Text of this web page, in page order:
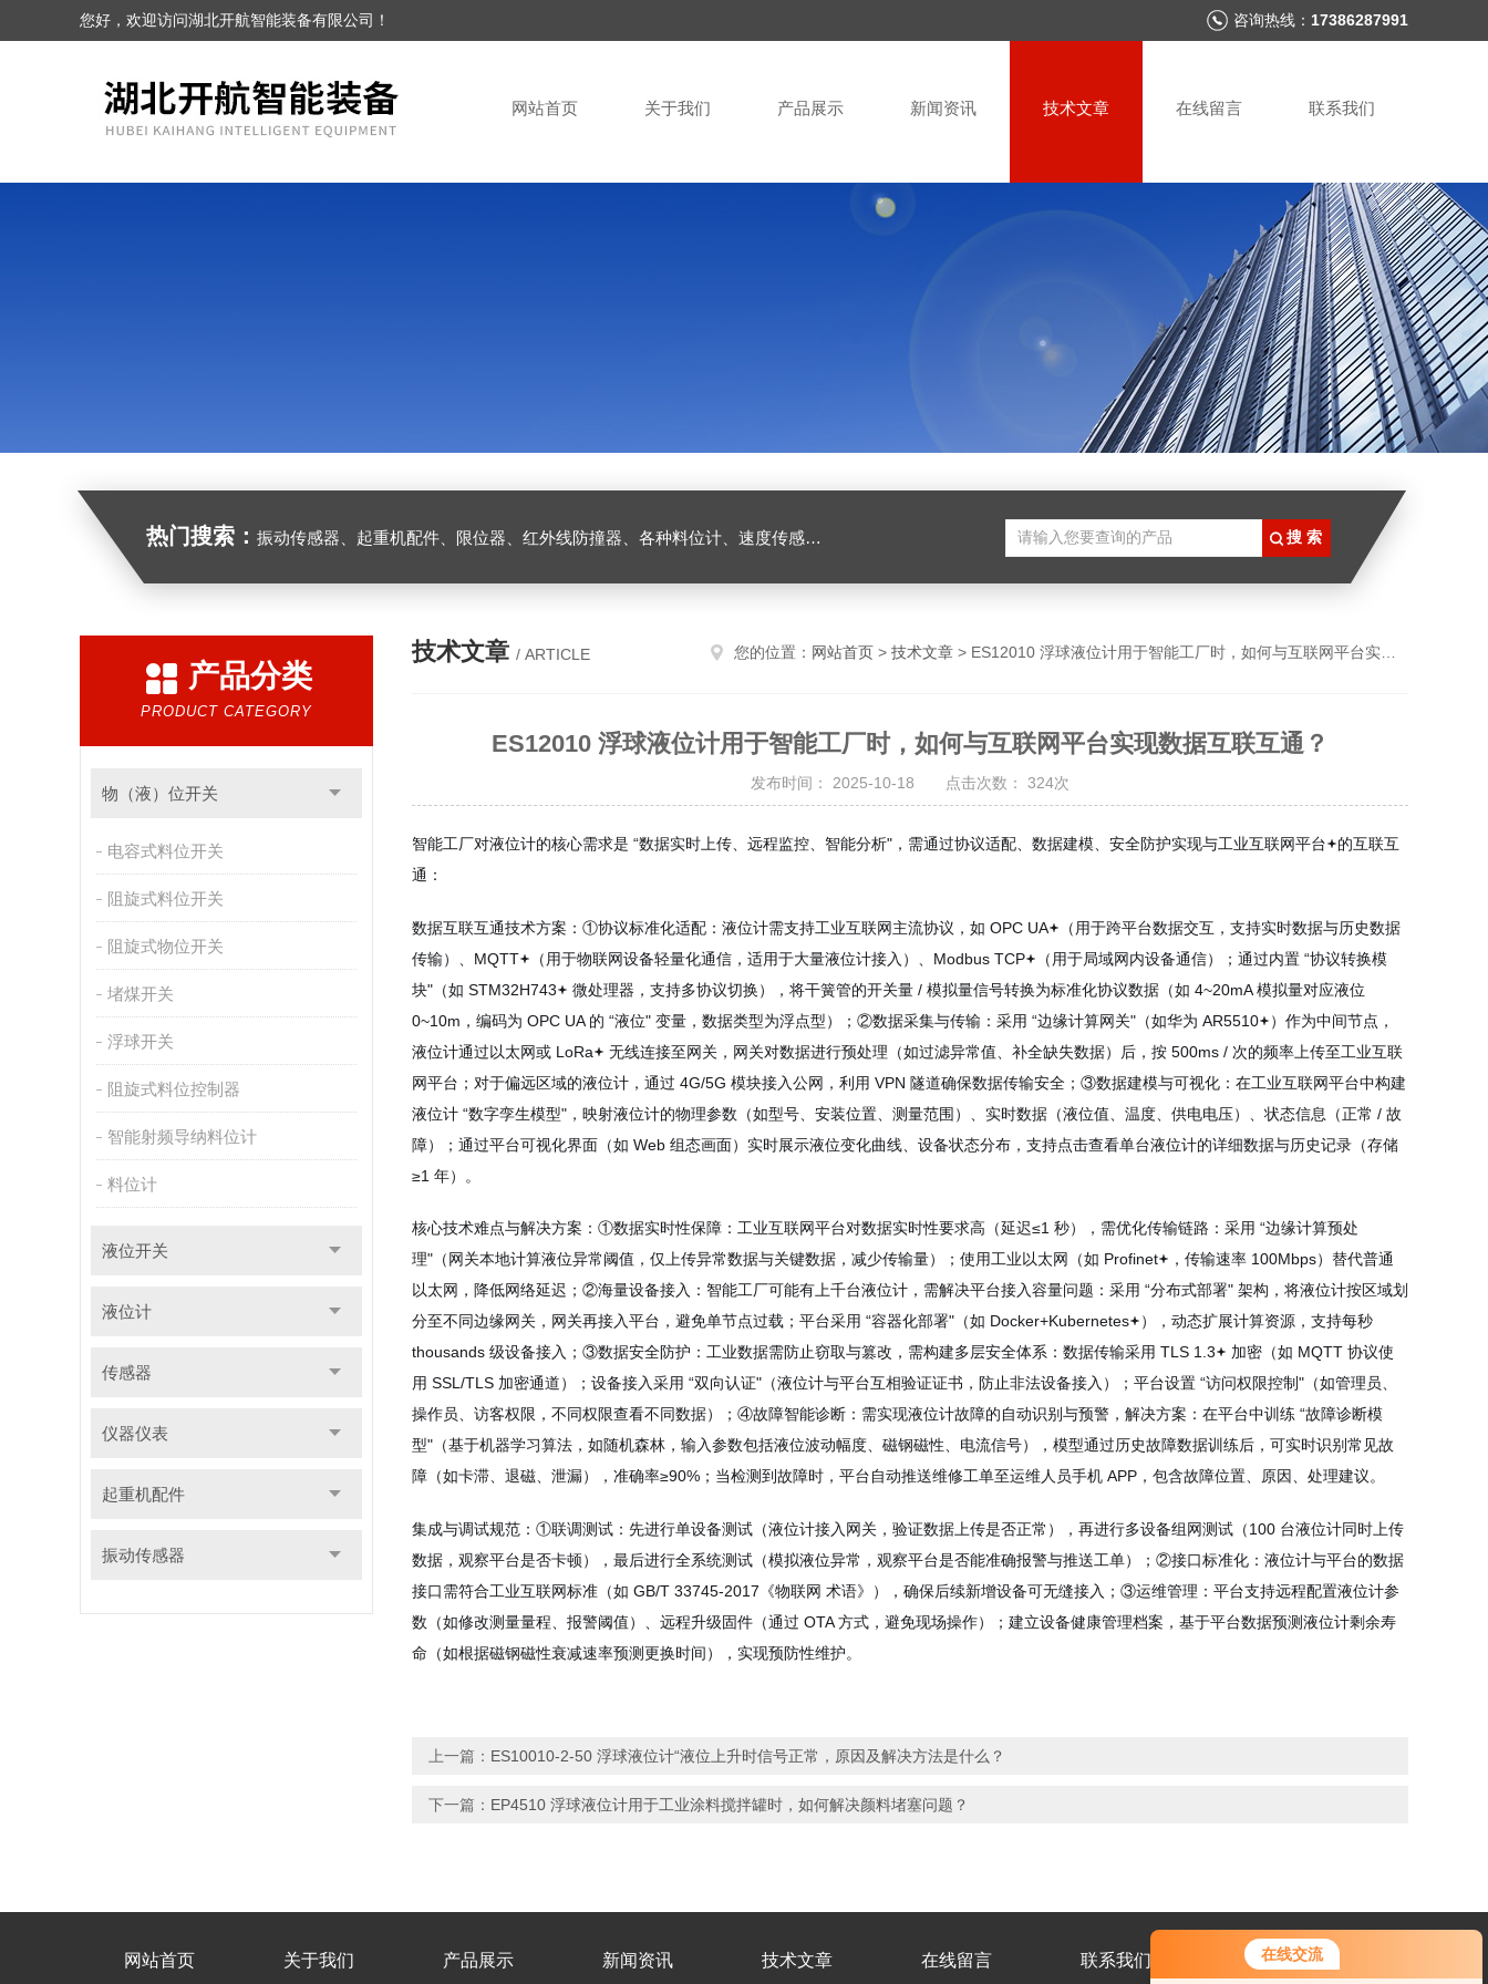
在线交流
您好，欢迎访问湖北开航智能装备有限公司！ 咨询热线： 17386287991
网站首页 关于我们 产品展示 新闻资讯 技术文章 在线留言 联系我们
热门搜索： 振动传感器、起重机配件、限位器、红外线防撞器、各种料位计、速度传感器、堵煤开关等
产品分类
PRODUCT CATEGORY
物（液）位开关
电容式料位开关
阻旋式料位开关
阻旋式物位开关
堵煤开关
浮球开关
阻旋式料位控制器
智能射频导纳料位计
料位计
液位开关
液位计
传感器
仪器仪表
起重机配件
振动传感器
技术文章 / ARTICLE 您的位置： 网站首页 > 技术文章 > ES12010 浮球液位计用于智能工厂时，如何与互联网平台实现数据互联互通？
ES12010 浮球液位计用于智能工厂时，如何与互联网平台实现数据互联互通？
发布时间： 2025-10-18 点击次数： 324次
智能工厂对液位计的核心需求是 “数据实时上传、远程监控、智能分析"，需通过协议适配、数据建模、安全防护实现与工业互联网平台
的互联互
通：
数据互联互通技术方案：①协议标准化适配：液位计需支持工业互联网主流协议，如 OPC UA
（用于跨平台数据交互，支持实时数据与历史数据
传输）、MQTT
（用于物联网设备轻量化通信，适用于大量液位计接入）、Modbus TCP
（用于局域网内设备通信）；通过内置 “协议转换模
块"（如 STM32H743
微处理器，支持多协议切换），将干簧管的开关量 / 模拟量信号转换为标准化协议数据（如 4~20mA 模拟量对应液位
0~10m，编码为 OPC UA 的 “液位" 变量，数据类型为浮点型）；②数据采集与传输：采用 “边缘计算网关"（如华为 AR5510
）作为中间节点，
液位计通过以太网或 LoRa
无线连接至网关，网关对数据进行预处理（如过滤异常值、补全缺失数据）后，按 500ms / 次的频率上传至工业互联
网平台；对于偏远区域的液位计，通过 4G/5G 模块接入公网，利用 VPN 隧道确保数据传输安全；③数据建模与可视化：在工业互联网平台中构建
液位计 “数字孪生模型"，映射液位计的物理参数（如型号、安装位置、测量范围）、实时数据（液位值、温度、供电电压）、状态信息（正常 / 故
障）；通过平台可视化界面（如 Web 组态画面）实时展示液位变化曲线、设备状态分布，支持点击查看单台液位计的详细数据与历史记录（存储
≥1 年）。
核心技术难点与解决方案：①数据实时性保障：工业互联网平台对数据实时性要求高（延迟≤1 秒），需优化传输链路：采用 “边缘计算预处
理"（网关本地计算液位异常阈值，仅上传异常数据与关键数据，减少传输量）；使用工业以太网（如 Profinet
，传输速率 100Mbps）替代普通
以太网，降低网络延迟；②海量设备接入：智能工厂可能有上千台液位计，需解决平台接入容量问题：采用 “分布式部署" 架构，将液位计按区域划
分至不同边缘网关，网关再接入平台，避免单节点过载；平台采用 “容器化部署"（如 Docker+Kubernetes
），动态扩展计算资源，支持每秒
thousands 级设备接入；③数据安全防护：工业数据需防止窃取与篡改，需构建多层安全体系：数据传输采用 TLS 1.3
加密（如 MQTT 协议使
用 SSL/TLS 加密通道）；设备接入采用 “双向认证"（液位计与平台互相验证证书，防止非法设备接入）；平台设置 “访问权限控制"（如管理员、
操作员、访客权限，不同权限查看不同数据）；④故障智能诊断：需实现液位计故障的自动识别与预警，解决方案：在平台中训练 “故障诊断模
型"（基于机器学习算法，如随机森林，输入参数包括液位波动幅度、磁钢磁性、电流信号），模型通过历史故障数据训练后，可实时识别常见故
障（如卡滞、退磁、泄漏），准确率≥90%；当检测到故障时，平台自动推送维修工单至运维人员手机 APP，包含故障位置、原因、处理建议。
集成与调试规范：①联调测试：先进行单设备测试（液位计接入网关，验证数据上传是否正常），再进行多设备组网测试（100 台液位计同时上传
数据，观察平台是否卡顿），最后进行全系统测试（模拟液位异常，观察平台是否能准确报警与推送工单）；②接口标准化：液位计与平台的数据
接口需符合工业互联网标准（如 GB/T 33745-2017《物联网 术语》），确保后续新增设备可无缝接入；③运维管理：平台支持远程配置液位计参
数（如修改测量量程、报警阈值）、远程升级固件（通过 OTA 方式，避免现场操作）；建立设备健康管理档案，基于平台数据预测液位计剩余寿
命（如根据磁钢磁性衰减速率预测更换时间），实现预防性维护。
上一篇： ES10010-2-50 浮球液位计“液位上升时信号正常，原因及解决方法是什么？
下一篇： EP4510 浮球液位计用于工业涂料搅拌罐时，如何解决颜料堵塞问题？
网站首页 关于我们 产品展示 新闻资讯 技术文章 在线留言 联系我们